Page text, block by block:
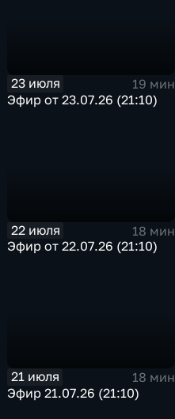
23 июля
19 мин
Эфир от 23.07.26 (21:10)
22 июля
18 мин
Эфир от 22.07.26 (21:10)
21 июля
18 мин
Эфир 21.07.26 (21:10)